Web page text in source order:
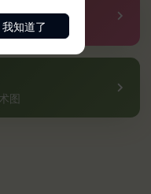
我知道了